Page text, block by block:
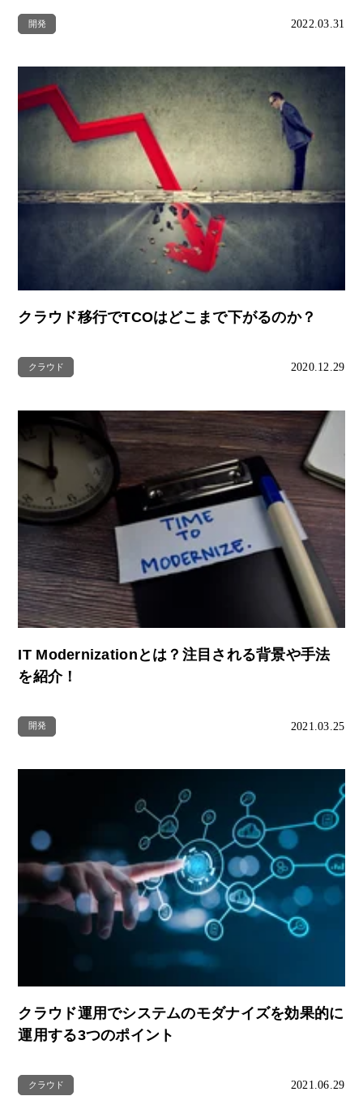
開発 2022.03.31
クラウド移行でTCOはどこまで下がるのか？
クラウド 2020.12.29
IT Modernizationとは？注目される背景や手法
を紹介！
開発 2021.03.25
クラウド運用でシステムのモダナイズを効果的に
運用する3つのポイント
クラウド 2021.06.29